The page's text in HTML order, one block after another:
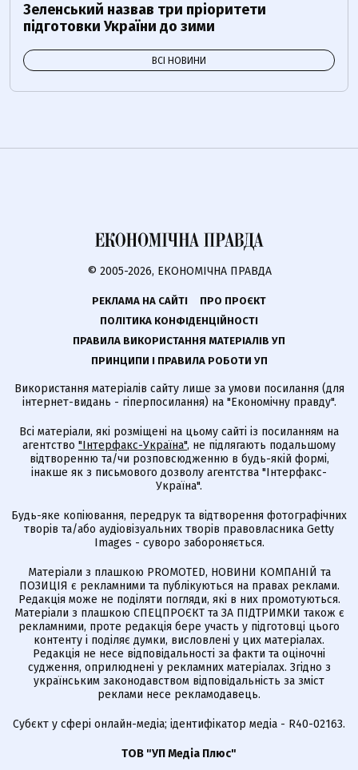
Зеленський назвав три пріоритети
підготовки України до зими
ВСІ НОВИНИ
© 2005-2026, ЕКОНОМІЧНА ПРАВДА
РЕКЛАМА НА САЙТІ
ПРО ПРОЄКТ
ПОЛІТИКА КОНФІДЕНЦІЙНОСТІ
ПРАВИЛА ВИКОРИСТАННЯ МАТЕРІАЛІВ УП
ПРИНЦИПИ І ПРАВИЛА РОБОТИ УП
Використання матеріалів сайту лише за умови посилання (для
інтернет-видань - гіперпосилання) на "Економічну правду".
Всі матеріали, які розміщені на цьому сайті із посиланням на
агентство "Інтерфакс-Україна", не підлягають подальшому
відтворенню та/чи розповсюдженню в будь-якій формі,
інакше як з письмового дозволу агентства "Інтерфакс-
Україна".
Будь-яке копіювання, передрук та відтворення фотографічних
творів та/або аудіовізуальних творів правовласника Getty
Images - суворо забороняється.
Матеріали з плашкою PROMOTED, НОВИНИ КОМПАНІЙ та
ПОЗИЦІЯ є рекламними та публікуються на правах реклами.
Редакція може не поділяти погляди, які в них промотуються.
Матеріали з плашкою СПЕЦПРОЄКТ та ЗА ПІДТРИМКИ також є
рекламними, проте редакція бере участь у підготовці цього
контенту і поділяє думки, висловлені у цих матеріалах.
Редакція не несе відповідальності за факти та оціночні
судження, оприлюднені у рекламних матеріалах. Згідно з
українським законодавством відповідальність за зміст
реклами несе рекламодавець.
Cубєкт у сфері онлайн-медіа; ідентифікатор медіа - R40-02163.
ТОВ "УП Медіа Плюс"